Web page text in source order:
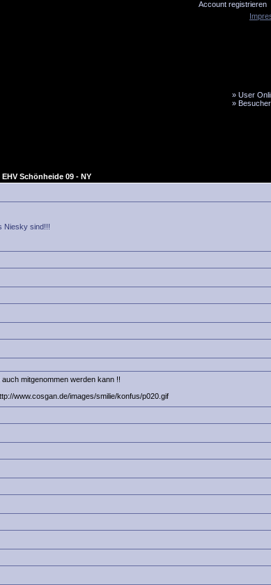
Account registrieren
» User
»
Schönheide 09 - NY
Niesky sind!!!
mitgenommen werden kann !!